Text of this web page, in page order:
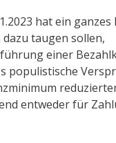
hat ein ganzes
taugen sollen,
einer
populistische
entweder für